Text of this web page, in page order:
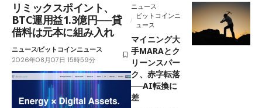
リミックスポイント、
BTC運用益1.3億円──貸
借料は元本に組み入れ
ニュースビットコインニュース
2026年08月07日 15時59分
ニュース
ビットコインニ
ュース
マイニング大
手MARAとク
リーンスパー
ク、赤字転落
──AI転換に
差